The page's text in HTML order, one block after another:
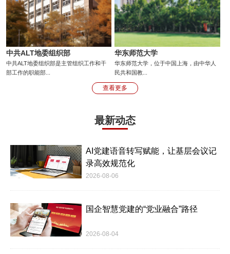
中共ALT地委组织部
中共ALT地委组织部是主管组织工作和干
部工作的职能部...
华东师范大学
华东师范大学，位于中国上海，由中华人
民共和国教...
查看更多
最新动态
AI党建语音转写赋能，让基层会议记
录高效规范化
2026-08-06
国企智慧党建的“党业融合”路径
2026-08-04